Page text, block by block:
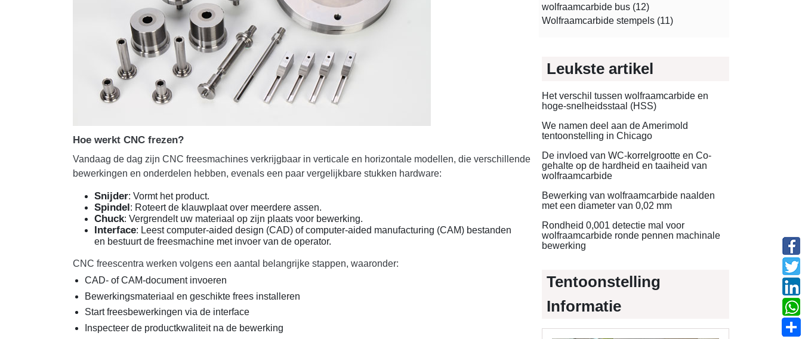
Hoe werkt CNC frezen?
Vandaag de dag zijn CNC freesmachines verkrijgbaar in verticale en horizontale modellen, die verschillende
bewerkingen en onderdelen hebben, evenals een paar vergelijkbare stukken hardware:
Snijder: Vormt het product.
Spindel: Roteert de klauwplaat over meerdere assen.
Chuck: Vergrendelt uw materiaal op zijn plaats voor bewerking.
Interface: Leest computer-aided design (CAD) of computer-aided manufacturing (CAM) bestanden
en bestuurt de freesmachine met invoer van de operator.
CNC freescentra werken volgens een aantal belangrijke stappen, waaronder:
CAD- of CAM-document invoeren
Bewerkingsmateriaal en geschikte frees installeren
Start freesbewerkingen via de interface
Inspecteer de productkwaliteit na de bewerking
wolfraamcarbide bus (12)
Wolfraamcarbide stempels (11)
Leukste artikel
Het verschil tussen wolfraamcarbide en
hoge-snelheidsstaal (HSS)
We namen deel aan de Amerimold
tentoonstelling in Chicago
De invloed van WC-korrelgrootte en Co-
gehalte op de hardheid en taaiheid van
wolfraamcarbide
Bewerking van wolfraamcarbide naalden
met een diameter van 0,02 mm
Rondheid 0,001 detectie mal voor
wolfraamcarbide ronde pennen machinale
bewerking
Tentoonstelling
Informatie